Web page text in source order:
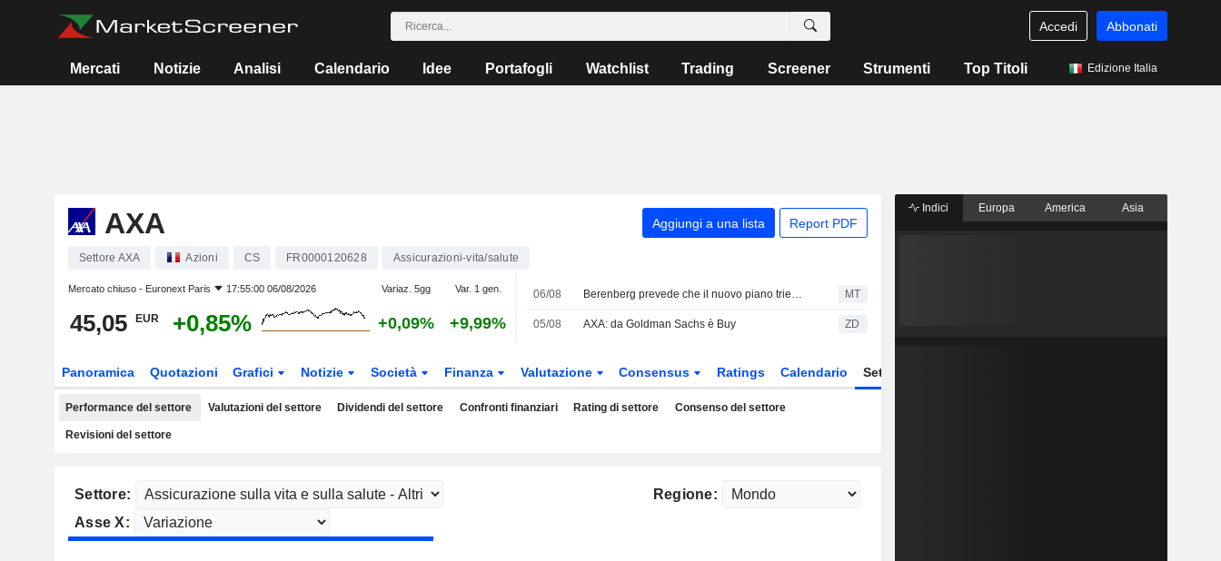
Accedi Abbonati
Mercati Notizie Analisi Calendario Idee Portafogli Watchlist Trading Screener Strumenti Top Titoli Edizione Italia
AXA Aggiungi a una lista Report PDF
Settore AXA Azioni CS FR0000120628 Assicurazioni-vita/salute
Mercato chiuso - Euronext Paris 17:55:00 06/08/2026 Variaz. 5gg Var. 1 gen.
45,05 EUR +0,85% +0,09% +9,99%
06/08 Berenberg prevede che il nuovo piano triennale di AXA includerà un target di utile per azione rivisto al rialzo MT
05/08 AXA: da Goldman Sachs è Buy ZD
Panoramica Quotazioni Grafici Notizie Società Finanza Valutazione Consensus Ratings Calendario Settore
Performance del settore Valutazioni del settore Dividendi del settore Confronti finanziari Rating di settore Consenso del settore
Revisioni del settore
Settore:
Regione:
Asse X:
Indici Europa America Asia